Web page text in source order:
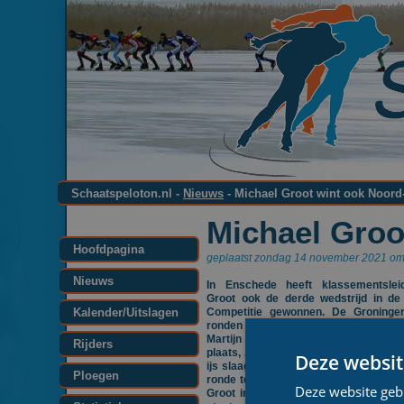
Schaatspeloton.nl - Nieuws - Michael Groot wint ook
Hoofdpagina
Nieuws
Kalender/Uitslagen
Rijders
Ploegen
Michael
geplaatst zondag 14 november 2021
In Enschede heeft
Groot ook de derde wedstrijd in de
Competitie gewonnen. De
ronden zijn medevluchters achter zich
Martijn Bovenmars was goed voor
plaats, Arjan Elferink werd derde. Op
ijs slaagden zeven rijders er in het
ronde te zetten. Otto van de Pol
Groot in het klassement nu bijna 30
Deze
Deze website